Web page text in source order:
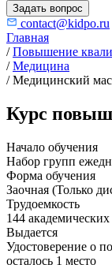
Задать вопрос
contact@kidpo.ru
Главная
/ Повышение
/ Медицина
/ Медицинский
Курс
Начало обучения
Набор групп
Форма обучения
Заочная (Только
Трудоемкость
144 академических
Выдается
Удостоверение о
осталось 1 место